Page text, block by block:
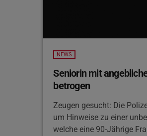
NEWS
Seniorin mit
betrogen
Zeugen gesucht: Die
um Hinweise zu einer
welche eine 90-Jährige